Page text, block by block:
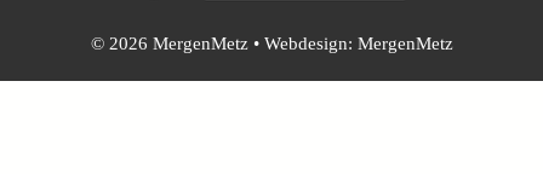
© 2026 MergenMetz • Webdesign: MergenMetz